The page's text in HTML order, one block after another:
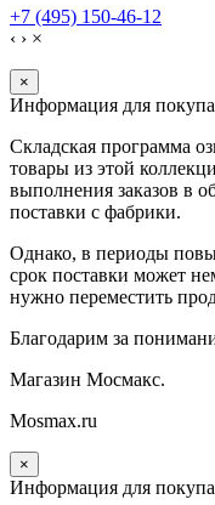
+7 (495) 150-46-12
‹ › ×
×
Информация для
Складская программа
товары из этой
выполнения заказов в
поставки с фабрики.
Однако, в периоды
срок поставки может
нужно переместить
Благодарим за
Магазин Мосмакс.
Mosmax.ru
×
Информация для